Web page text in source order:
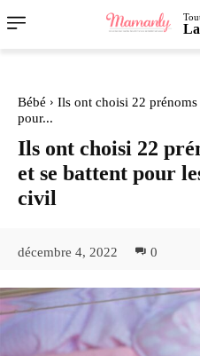
Bébé
Ils ont choisi 22
pour...
Ils ont choisi 22
et se battent pour
civil
décembre 4, 2022 0